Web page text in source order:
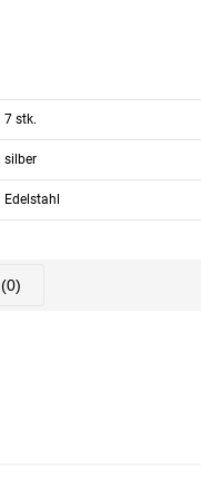
7 stk.
silber
Edelstahl
(0)